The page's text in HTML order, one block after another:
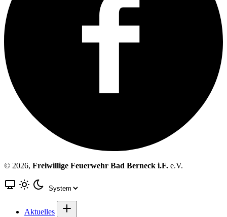
© 2026, Freiwillige Feuerwehr Bad Berneck i.F. e.V.
Aktuelles